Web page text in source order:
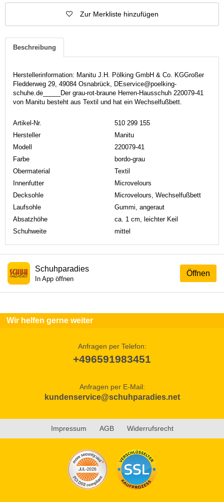
Zur Merkliste hinzufügen
Beschreibung
Herstellerinformation: Manitu J.H. Pölking GmbH & Co. KGGroßer
Fledderweg 29, 49084 Osnabrück, DEservice@poelking-
schuhe.de_____Der grau-rot-braune Herren-Hausschuh 220079-41
von Manitu besteht aus Textil und hat ein Wechselfußbett.
Artikel-Nr.
510 299 155
Hersteller
Manitu
Modell
220079-41
Farbe
bordo-grau
Obermaterial
Textil
Innenfutter
Microvelours
Decksohle
Microvelours, Wechselfußbett
Laufsohle
Gummi, angeraut
Absatzhöhe
ca. 1 cm, leichter Keil
Schuhweite
mittel
Öffnen
Schuhparadies
In App öffnen
Wir helfen gerne weiter
Anfragen per Telefon:
+496591983451
Anfragen per E-Mail:
kundenservice@schuhparadies.net
Impressum AGB Widerrufsrecht